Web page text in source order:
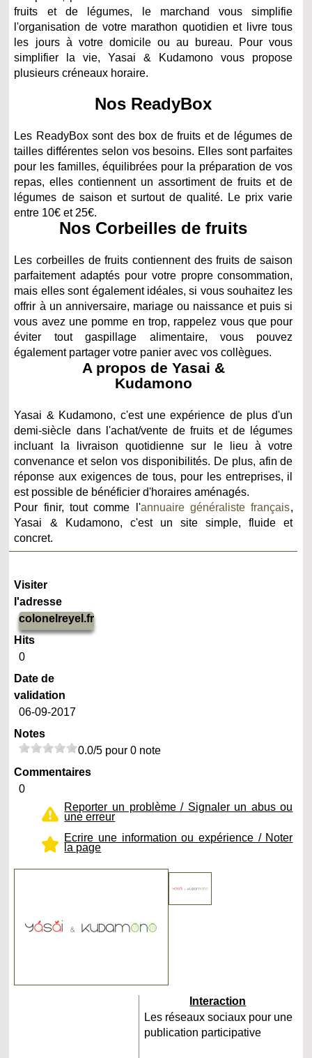
fruits et de légumes, le marchand vous simplifie
l'organisation de votre marathon quotidien et livre tous
les jours à votre domicile ou au bureau. Pour vous
simplifier la vie, Yasai & Kudamono vous propose
plusieurs créneaux horaire.
Nos ReadyBox
Les ReadyBox sont des box de fruits et de légumes de
tailles différentes selon vos besoins. Elles sont parfaites
pour les familles, équilibrées pour la préparation de vos
repas, elles contiennent un assortiment de fruits et de
légumes de saison et surtout de qualité. Le prix varie
entre 10€ et 25€.
Nos Corbeilles de fruits
Les corbeilles de fruits contiennent des fruits de saison
parfaitement adaptés pour votre propre consommation,
mais elles sont également idéales, si vous souhaitez les
offrir à un anniversaire, mariage ou naissance et puis si
vous avez une pomme en trop, rappelez vous que pour
éviter tout gaspillage alimentaire, vous pouvez
également partager votre panier avec vos collègues.
A propos de Yasai &
Kudamono
Yasai & Kudamono, c'est une expérience de plus d'un
demi-siècle dans l'achat/vente de fruits et de légumes
incluant la livraison quotidienne sur le lieu à votre
convenance et selon vos disponibilités. De plus, afin de
réponse aux exigences de tous, pour les entreprises, il
est possible de bénéficier d'horaires aménagés.
Pour finir, tout comme l'annuaire généraliste français,
Yasai & Kudamono, c'est un site simple, fluide et
concret.
Visiter
l'adresse
colonelreyel.fr
Hits
0
Date de
validation
06-09-2017
Notes
0.0/5 pour 0 note
Commentaires
0
Reporter un problème / Signaler un abus ou
une erreur
Ecrire une information ou expérience / Noter
la page
Interaction
Les réseaux sociaux pour une
publication participative